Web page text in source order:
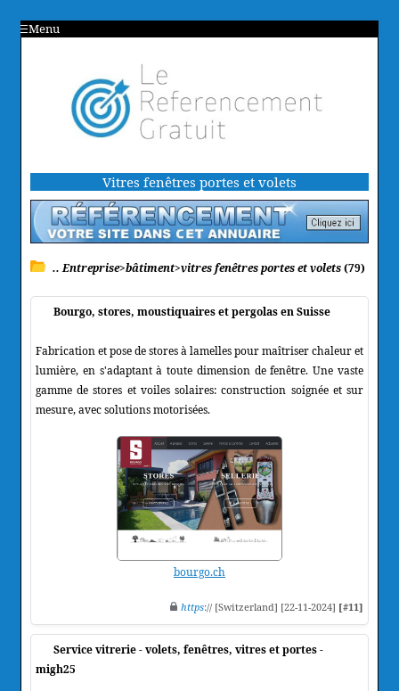
Menu
Vitres fenêtres portes et volets
.. Entreprise>bâtiment>vitres fenêtres portes et volets(79)
Bourgo, stores, moustiquaires et pergolas en Suisse
Fabrication et pose de stores à lamelles pour maîtriser chaleur et
lumière, en s'adaptant à toute dimension de fenêtre. Une vaste
gamme de stores et voiles solaires: construction soignée et sur
mesure, avec solutions motorisées.
bourgo.ch
https:// [Switzerland] [22-11-2024] [#11]
Service vitrerie - volets, fenêtres, vitres et portes -
migh25